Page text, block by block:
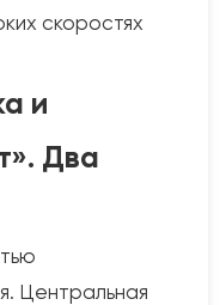
скоростях
и
Два
Центральная